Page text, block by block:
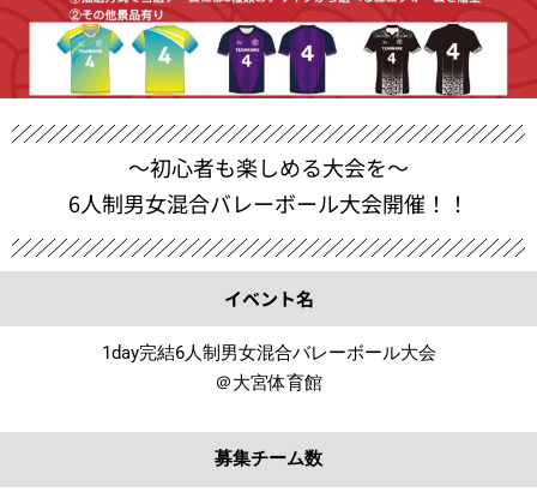
〜初心者も楽しめる大会を〜
6人制男女混合バレーボール大会開催！！
イベント名
1day完結6人制男女混合バレーボール大会
＠大宮体育館
募集チーム数